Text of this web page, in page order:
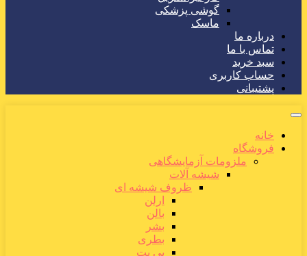
گوشی پزشکی
ماسک
درباره ما
تماس با ما
سبد خرید
حساب کاربری
پشتیبانی
خانه
فروشگاه
ملزومات آزمایشگاهی
شیشه آلات
ظروف شیشه ای
ارلن
بالن
بشر
بطری
پی پت